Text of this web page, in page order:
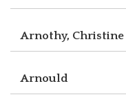
Arnothy, Christine
Arnould